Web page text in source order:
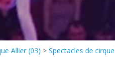
Allier (03) > Spectacles de